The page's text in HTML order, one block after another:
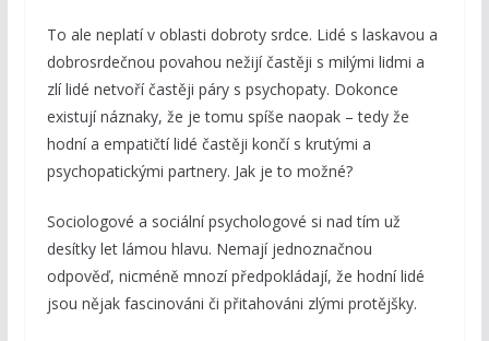
To ale neplatí v oblasti dobroty srdce. Lidé s laskavou a
dobrosrdečnou povahou nežijí častěji s milými lidmi a
zlí lidé netvoří častěji páry s psychopaty. Dokonce
existují náznaky, že je tomu spíše naopak – tedy že
hodní a empatičtí lidé častěji končí s krutými a
psychopatickými partnery. Jak je to možné?
Sociologové a sociální psychologové si nad tím už
desítky let lámou hlavu. Nemají jednoznačnou
odpověď, nicméně mnozí předpokládají, že hodní lidé
jsou nějak fascinováni či přitahováni zlými protějšky.